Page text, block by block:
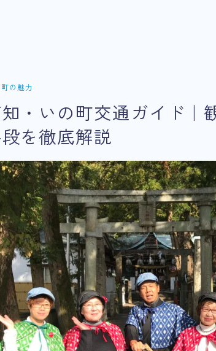
の魅力
・いの町交通ガイド｜
を徹底解説